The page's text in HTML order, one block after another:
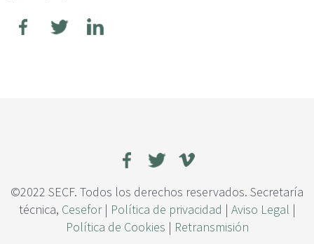
©2022 SECF. Todos los derechos reservados. Secretaría
técnica, Cesefor| Política de privacidad | Aviso Legal |
Política de Cookies | Retransmisión